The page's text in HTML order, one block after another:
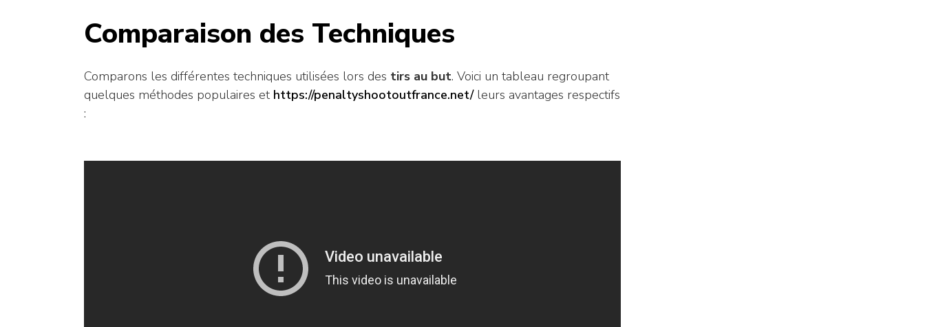
Comparaison des Techniques
Comparons les différentes techniques utilisées lors des tirs au but. Voici un tableau regroupant
quelques méthodes populaires et https://penaltyshootoutfrance.net/leurs avantages respectifs
: